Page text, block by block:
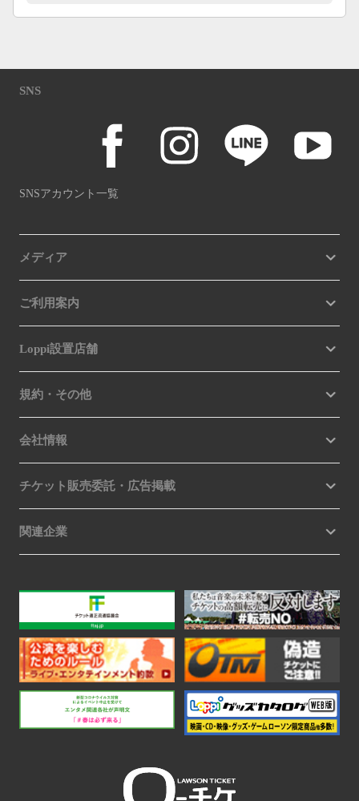
SNS
SNSアカウント一覧
メディア
ご利用案内
Loppi設置店舗
規約・その他
会社情報
チケット販売委託・広告掲載
関連企業